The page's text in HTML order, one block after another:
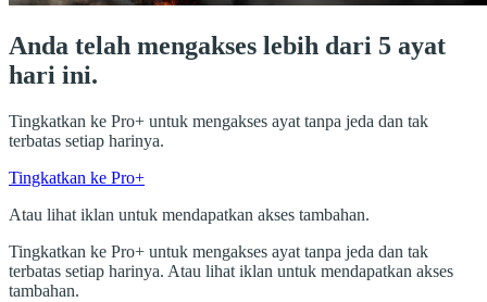
Anda telah mengakses lebih dari 5 ayat
hari ini.
Tingkatkan ke Pro+ untuk mengakses ayat tanpa jeda dan tak
terbatas setiap harinya.
Tingkatkan ke Pro+
Atau lihat iklan untuk mendapatkan akses tambahan.
Tingkatkan ke Pro+ untuk mengakses ayat tanpa jeda dan tak
terbatas setiap harinya. Atau lihat iklan untuk mendapatkan akses
tambahan.